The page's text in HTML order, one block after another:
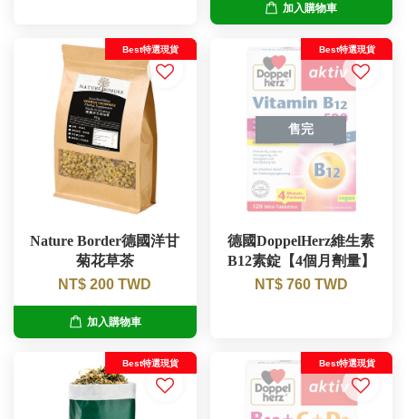
加入購物車
Best特選現貨
Nature Border德國洋甘
菊花草茶
NT$ 200 TWD
加入購物車
售完
Best特選現貨
德國DoppelHerz維生素
B12素錠【4個月劑量】
NT$ 760 TWD
Best特選現貨 Best特選現貨